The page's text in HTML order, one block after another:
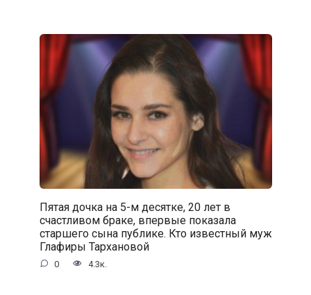
Пятая дочка на 5-м десятке, 20 лет в
счастливом браке, впервые показала
старшего сына публике. Кто известный муж
Глафиры Тархановой
0 4.3к.